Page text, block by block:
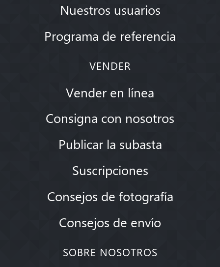
Nuestros usuarios
Programa de referencia
VENDER
Vender en línea
Consigna con nosotros
Publicar la subasta
Suscripciones
Consejos de fotografía
Consejos de envío
SOBRE NOSOTROS